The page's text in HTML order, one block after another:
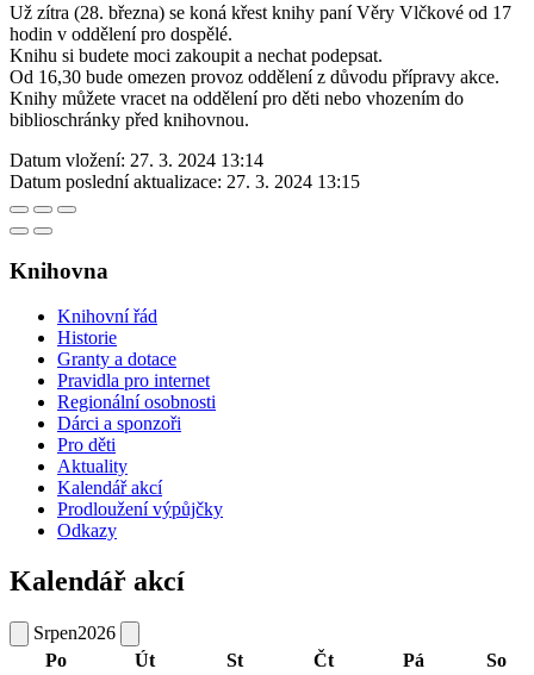
Už zítra (28. března) se koná křest knihy paní Věry Vlčkové od 17
hodin v oddělení pro dospělé.
Knihu si budete moci zakoupit a nechat podepsat.
Od 16,30 bude omezen provoz oddělení z důvodu přípravy akce.
Knihy můžete vracet na oddělení pro děti nebo vhozením do
biblioschránky před knihovnou.
Datum vložení: 27. 3. 2024 13:14
Datum poslední aktualizace: 27. 3. 2024 13:15
Knihovna
Knihovní řád
Historie
Granty a dotace
Pravidla pro internet
Regionální osobnosti
Dárci a sponzoři
Pro děti
Aktuality
Kalendář akcí
Prodloužení výpůjčky
Odkazy
Kalendář akcí
Srpen2026
Po
Út St Čt Pá
So